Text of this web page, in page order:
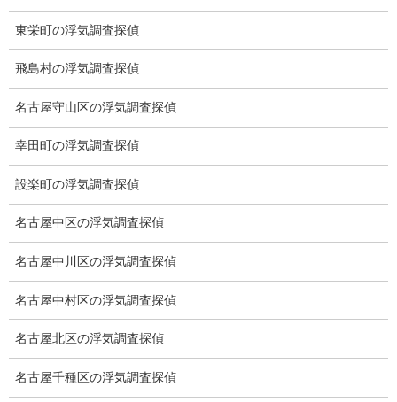
スキルの高さ＝高額料金？
調査機器
探偵の資格
弁護士紹介
浮気調査
浮気調査プランのご案内
浮気調査の相場
東栄町の浮気調査探偵
飛島村の浮気調査探偵
名古屋守山区の浮気調査探偵
幸田町の浮気調査探偵
設楽町の浮気調査探偵
名古屋中区の浮気調査探偵
名古屋中川区の浮気調査探偵
名古屋中村区の浮気調査探偵
名古屋北区の浮気調査探偵
名古屋千種区の浮気調査探偵